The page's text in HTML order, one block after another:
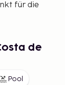
für die
de
Pool